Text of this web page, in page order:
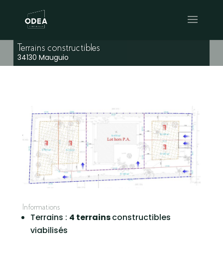
Terrains constructibles
34130 Mauguio
Informations
Terrains : 4 terrainsconstructibles
viabilisés